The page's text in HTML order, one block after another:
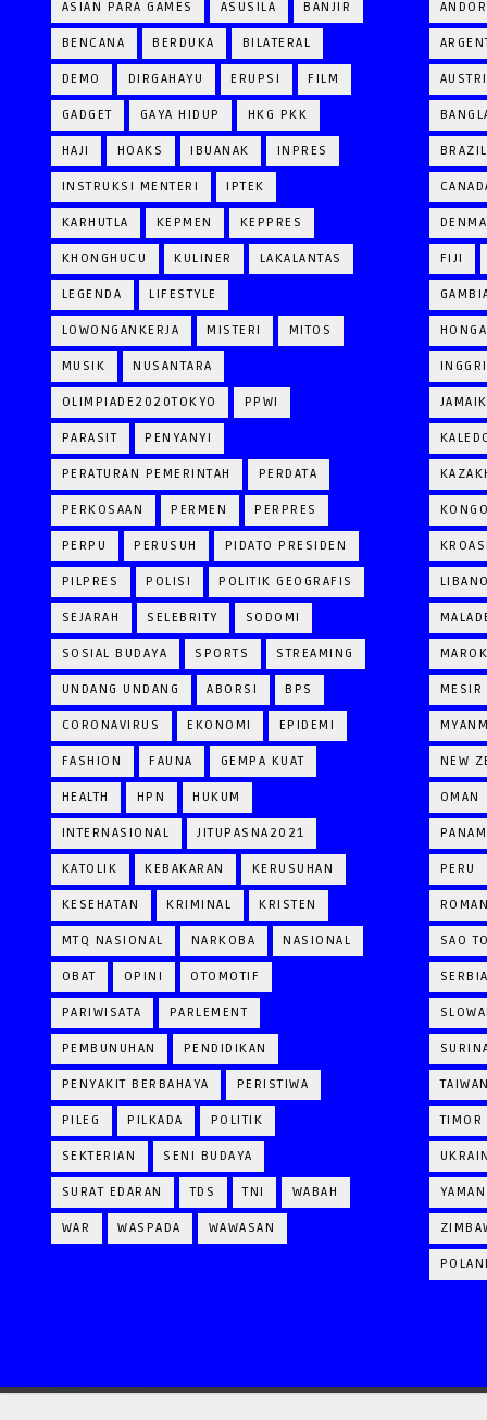
ASIAN PARA GAMES ASUSILA BANJIR
BENCANA BERDUKA BILATERAL
DEMO DIRGAHAYU ERUPSI FILM
GADGET GAYA HIDUP HKG PKK
HAJI HOAKS IBUANAK INPRES
INSTRUKSI MENTERI IPTEK
KARHUTLA KEPMEN KEPPRES
KHONGHUCU KULINER LAKALANTAS
LEGENDA LIFESTYLE
LOWONGANKERJA MISTERI MITOS
MUSIK NUSANTARA
OLIMPIADE2020TOKYO PPWI
PARASIT PENYANYI
PERATURAN PEMERINTAH PERDATA
PERKOSAAN PERMEN PERPRES
PERPU PERUSUH PIDATO PRESIDEN
PILPRES POLISI POLITIK GEOGRAFIS
SEJARAH SELEBRITY SODOMI
SOSIAL BUDAYA SPORTS STREAMING
UNDANG UNDANG ABORSI BPS
CORONAVIRUS EKONOMI EPIDEMI
FASHION FAUNA GEMPA KUAT
HEALTH HPN HUKUM
INTERNASIONAL JITUPASNA2021
KATOLIK KEBAKARAN KERUSUHAN
KESEHATAN KRIMINAL KRISTEN
MTQ NASIONAL NARKOBA NASIONAL
OBAT OPINI OTOMOTIF
PARIWISATA PARLEMENT
PEMBUNUHAN PENDIDIKAN
PENYAKIT BERBAHAYA PERISTIWA
PILEG PILKADA POLITIK
SEKTERIAN SENI BUDAYA
SURAT EDARAN TDS TNI WABAH
WAR WASPADA WAWASAN
BRAZIL
FIJI
MESIR
NEW
OMAN
PERU
SAO
TIMOR
YAMAN